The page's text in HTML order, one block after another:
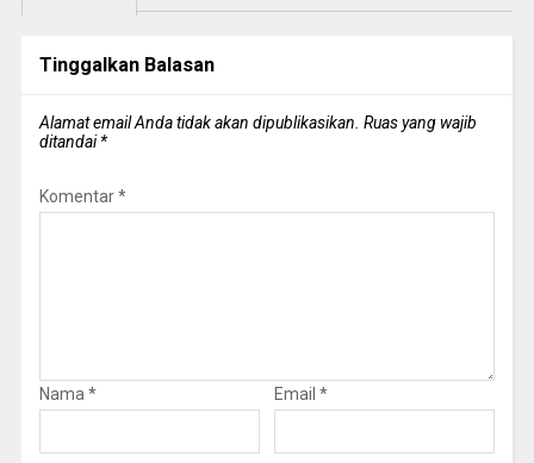
Tinggalkan Balasan
Alamat email Anda tidak akan dipublikasikan. Ruas yang wajib
ditandai*
Komentar*
Nama * Email *